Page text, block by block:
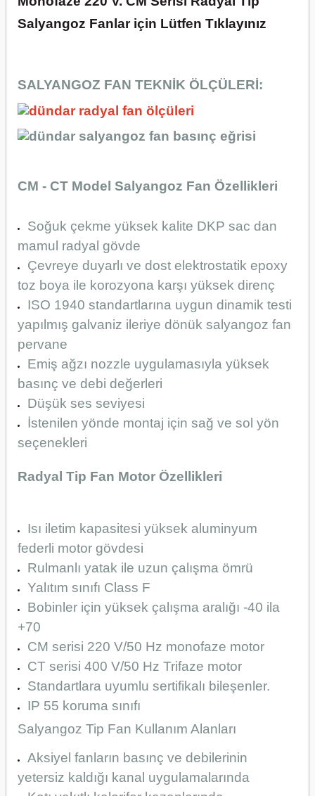
Salyangoz Fanlar için Lütfen Tıklayınız
SALYANGOZ FAN TEKNİK ÖLÇÜLERİ:
CM - CT Model Salyangoz Fan Özellikleri
Soğuk çekme yüksek kalite DKP sac dan
mamul radyal gövde
Çevreye duyarlı ve dost elektrostatik epoxy
toz boya ile korozyona karşı yüksek direnç
ISO 1940 standartlarına uygun dinamik testi
yapılmış galvaniz ileriye dönük salyangoz fan
pervane
Emiş ağzı nozzle uygulamasıyla yüksek
basınç ve debi değerleri
Düşük ses seviyesi
İstenilen yönde montaj için sağ ve sol yön
seçenekleri
Radyal Tip Fan Motor Özellikleri
Isı iletim kapasitesi yüksek aluminyum
federli motor gövdesi
Rulmanlı yatak ile uzun çalışma ömrü
Yalıtım sınıfı Class F
Bobinler için yüksek çalışma aralığı -40 ila
+70
CM serisi 220 V/50 Hz monofaze motor
CT serisi 400 V/50 Hz Trifaze motor
Standartlara uyumlu sertifikalı bileşenler.
IP 55 koruma sınıfı
Salyangoz Tip Fan Kullanım Alanları
Aksiyel fanların basınç ve debilerinin
yetersiz kaldığı kanal uygulamalarında